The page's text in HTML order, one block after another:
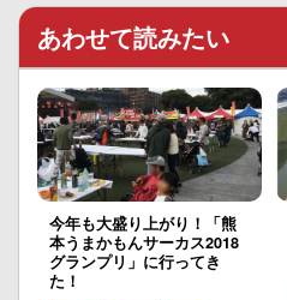
あわせて読みたい
今年も大盛り上がり！「熊
本うまかもんサーカス2018
グランプリ」に行ってき
た！